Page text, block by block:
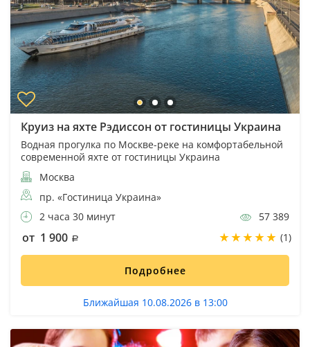
Круиз на яхте Рэдиссон от гостиницы Украина
Водная прогулка по Москве-реке на комфортабельной
современной яхте от гостиницы Украина
Москва
пр. «Гостиница Украина»
2 часа 30 минут
57 389
от 1 900 (1)
Подробнее
Ближайшая 10.08.2026 в 13:00